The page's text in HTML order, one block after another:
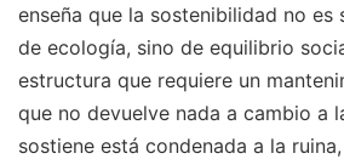
enseña que la sostenibilidad no es
de ecología, sino de equilibrio
estructura que requiere un
que no devuelve nada a cambio a
sostiene está condenada a la